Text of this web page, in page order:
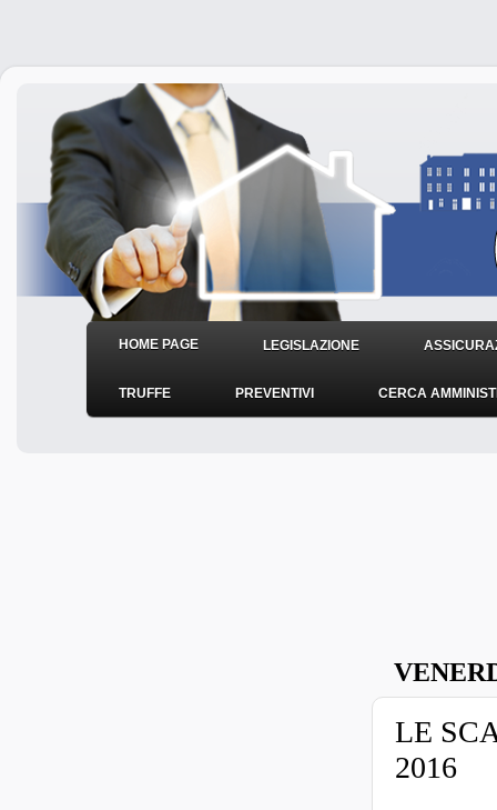
HOME PAGE LEGISLAZIONE
TRUFFE PREVENTIVI CERCA
LE
2016